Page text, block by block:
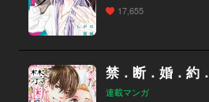
17,655
禁．断．婚．約．
連載マンガ